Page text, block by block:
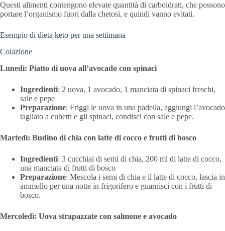
Questi alimenti contengono elevate quantità di carboidrati, che possono
portare l’organismo fuori dalla chetosi, e quindi vanno evitati.
Esempio di dieta keto per una settimana
Colazione
Lunedì: Piatto di uova all’avocado con spinaci
Ingredienti: 2 uova, 1 avocado, 1 manciata di spinaci freschi,
sale e pepe
Preparazione: Friggi le uova in una padella, aggiungi l’avocado
tagliato a cubetti e gli spinaci, condisci con sale e pepe.
Martedì: Budino di chia con latte di cocco e frutti di bosco
Ingredienti: 3 cucchiai di semi di chia, 200 ml di latte di cocco,
una manciata di frutti di bosco
Preparazione: Mescola i semi di chia e il latte di cocco, lascia in
ammollo per una notte in frigorifero e guarnisci con i frutti di
bosco.
Mercoledì: Uova strapazzate con salmone e avocado